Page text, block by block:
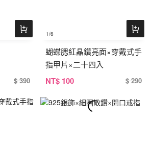
$ 390
1/6
蝴蝶腮紅晶鑽亮面×穿戴式手
指甲片×二十四入
NT$ 100 $ 290